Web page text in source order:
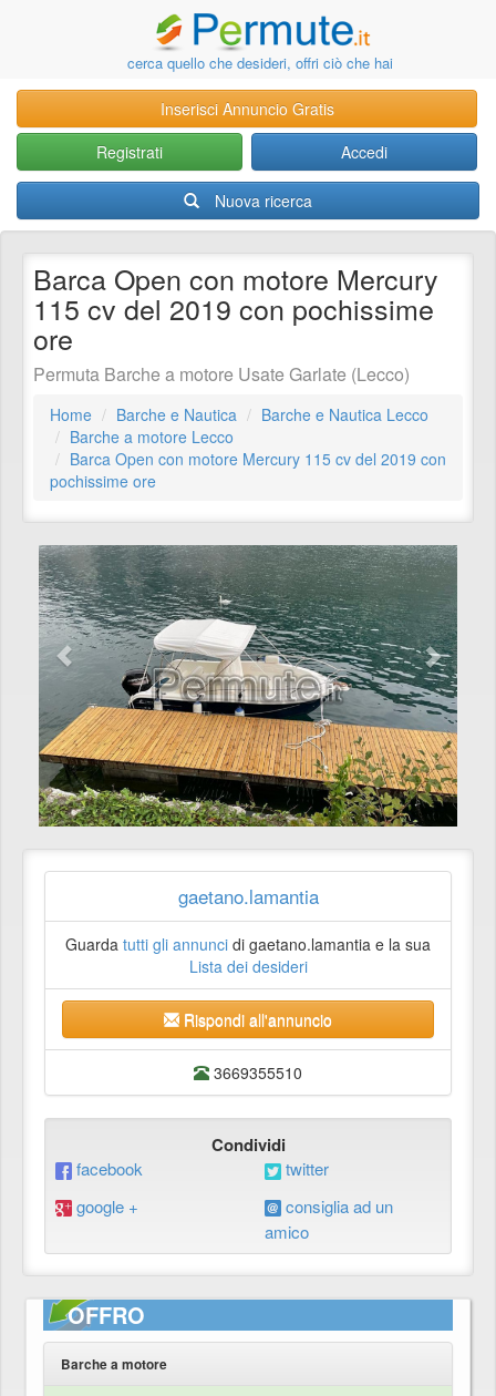
cerca quello che desideri, offri ciò che hai
Inserisci Annuncio Gratis
Registrati
Accedi
Nuova ricerca
Barca Open con motore Mercury
115 cv del 2019 con pochissime
ore
Permuta Barche a motore Usate Garlate (Lecco)
Home Barche e Nautica
Barche e Nautica Lecco
Barche a motore Lecco
Barca Open con motore Mercury 115 cv del 2019 con
pochissime ore
gaetano.lamantia
Guarda tutti gli annunci di gaetano.lamantia e la sua
Lista dei desideri
Rispondi all'annuncio
3669355510
Condividi
facebook
twitter
google +
consiglia ad un
amico
OFFRO
Barche a motore